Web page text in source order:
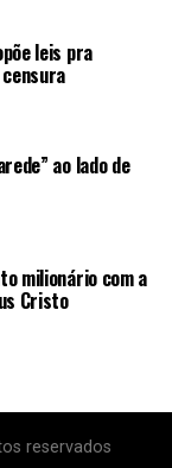
leis pra
ao lado de
milionário com a
Cristo
reservados